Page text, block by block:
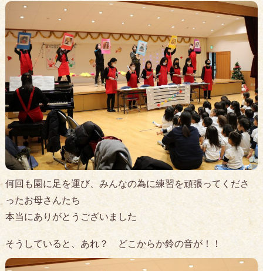
何回も園に足を運び、みんなの為に練習を頑張ってくださ
ったお母さんたち
本当にありがとうございました
そうしていると、あれ？ どこからか鈴の音が！！